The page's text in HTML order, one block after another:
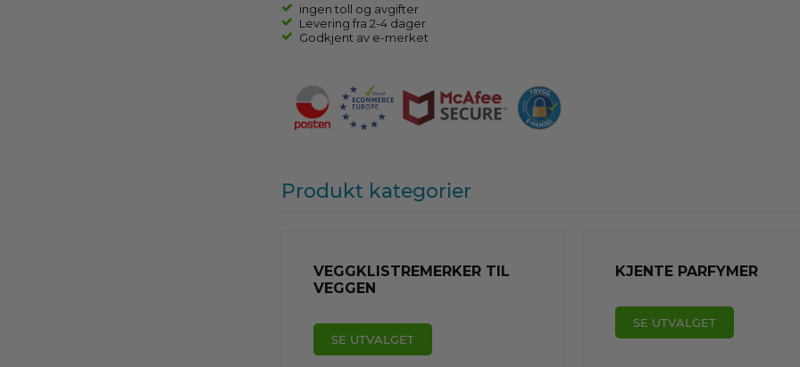
ingen toll og avgifter
Levering fra 2-4 dager
Godkjent av e-merket
Produkt kategorier
VEGGKLISTREMERKER TIL
VEGGEN
SE UTVALGET
KJENTE PARFYMER
SE UTVALGET